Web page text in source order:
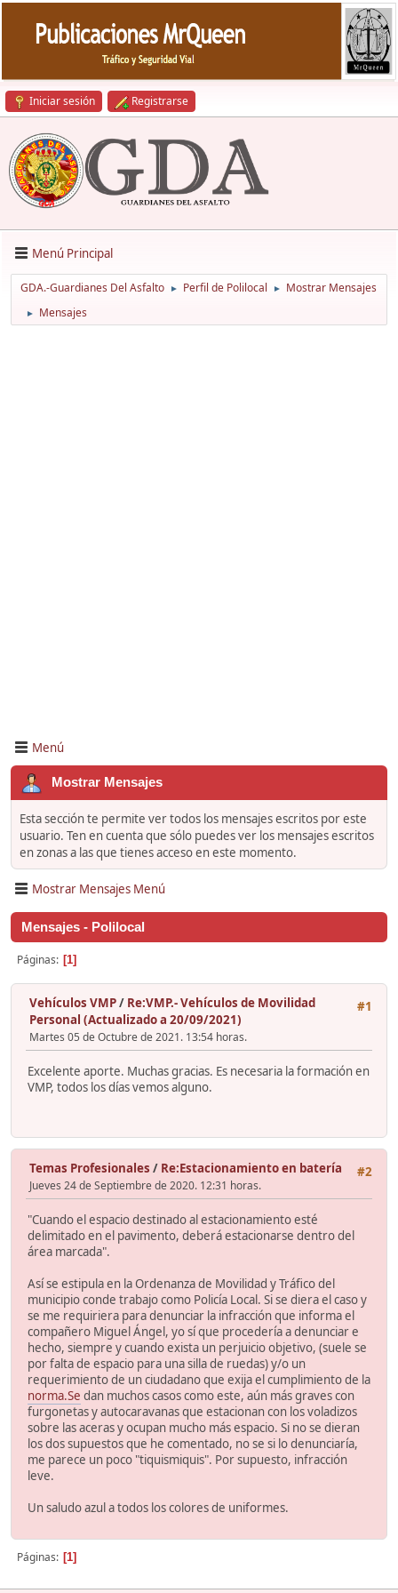
Iniciar sesión Registrarse
Menú Principal
GDA.-Guardianes Del Asfalto ► Perfil de Polilocal ► Mostrar Mensajes
► Mensajes
Menú
Mostrar Mensajes
Esta sección te permite ver todos los mensajes escritos por este
usuario. Ten en cuenta que sólo puedes ver los mensajes escritos
en zonas a las que tienes acceso en este momento.
Mostrar Mensajes Menú
Mensajes - Polilocal
Páginas 1
#1
Vehículos VMP/ Re:VMP.- Vehículos de Movilidad
Personal (Actualizado a 20/09/2021)
Martes 05 de Octubre de 2021. 13:54 horas.
Excelente aporte. Muchas gracias. Es necesaria la formación en
VMP, todos los días vemos alguno.
#2
Temas Profesionales / Re:Estacionamiento en batería
Jueves 24 de Septiembre de 2020. 12:31 horas.
"Cuando el espacio destinado al estacionamiento esté
delimitado en el pavimento, deberá estacionarse dentro del
área marcada".
Así se estipula en la Ordenanza de Movilidad y Tráfico del
municipio conde trabajo como Policía Local. Si se diera el caso y
se me requiriera para denunciar la infracción que informa el
compañero Miguel Ángel, yo sí que procedería a denunciar e
hecho, siempre y cuando exista un perjuicio objetivo, (suele se
por falta de espacio para una silla de ruedas) y/o un
requerimiento de un ciudadano que exija el cumplimiento de la
norma.Se dan muchos casos como este, aún más graves con
furgonetas y autocaravanas que estacionan con los voladizos
sobre las aceras y ocupan mucho más espacio. Si no se dieran
los dos supuestos que he comentado, no se si lo denunciaría,
me parece un poco "tiquismiquis". Por supuesto, infracción
leve.
Un saludo azul a todos los colores de uniformes.
Páginas 1